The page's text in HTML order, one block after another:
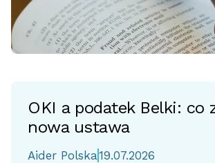
OKI a podatek Belki: co
nowa ustawa
Aider Polska19.07.2026